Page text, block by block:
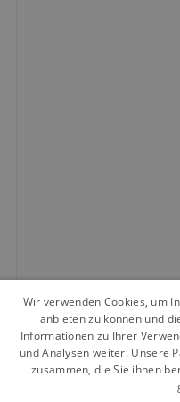
Wir verwenden Cookies, um
anbieten zu können und
Informationen zu Ihrer
und Analysen weiter. Unsere
zusammen, die Sie ihnen